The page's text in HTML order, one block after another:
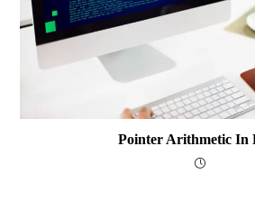
Pointer Arithmetic In